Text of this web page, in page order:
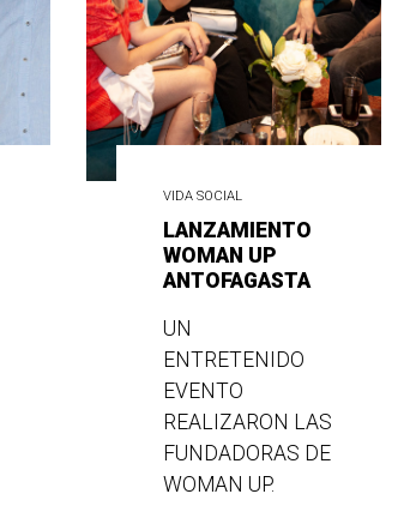
VIDA SOCIAL
LANZAMIENTO
WOMAN UP
ANTOFAGASTA
UN
ENTRETENIDO
EVENTO
REALIZARON LAS
FUNDADORAS DE
WOMAN UP.